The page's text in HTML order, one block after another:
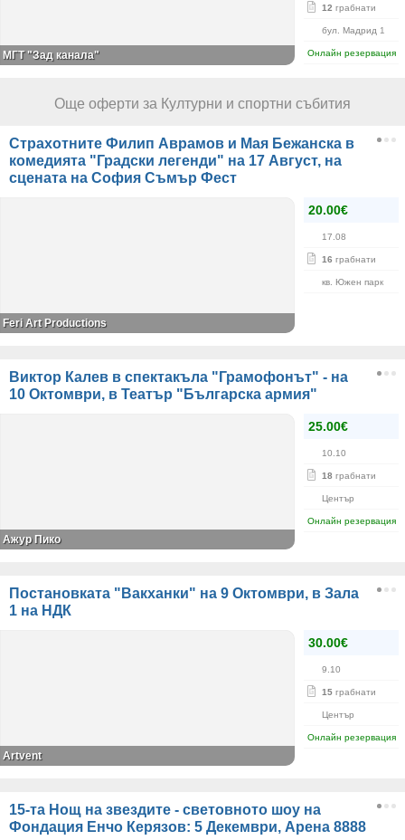
12 грабнати
бул. Мадрид 1
Онлайн резервация
МГТ "Зад канала"
Още оферти за Културни и спортни събития
Страхотните Филип Аврамов и Мая Бежанска в
комедията "Градски легенди" на 17 Август, на
сцената на София Съмър Фест
20.00€
17.08
16 грабнати
кв. Южен парк
Feri Art Productions
Виктор Калев в спектакъла "Грамофонът" - на
10 Октомври, в Театър "Българска армия"
25.00€
10.10
18 грабнати
Център
Онлайн резервация
Ажур Пико
Постановката "Вакханки" на 9 Октомври, в Зала
1 на НДК
30.00€
9.10
15 грабнати
Център
Онлайн резервация
Artvent
15-та Нощ на звездите - световното шоу на
Фондация Енчо Керязов: 5 Декември, Арена 8888